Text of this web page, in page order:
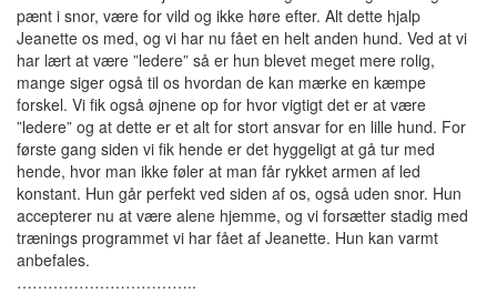
pænt i snor, være for vild og ikke høre efter. Alt dette hjalp
Jeanette os med, og vi har nu fået en helt anden hund. Ved at vi
har lært at være ”ledere” så er hun blevet meget mere rolig,
mange siger også til os hvordan de kan mærke en kæmpe
forskel. Vi fik også øjnene op for hvor vigtigt det er at være
”ledere” og at dette er et alt for stort ansvar for en lille hund. For
første gang siden vi fik hende er det hyggeligt at gå tur med
hende, hvor man ikke føler at man får rykket armen af led
konstant. Hun går perfekt ved siden af os, også uden snor. Hun
accepterer nu at være alene hjemme, og vi forsætter stadig med
trænings programmet vi har fået af Jeanette. Hun kan varmt
anbefales.
……………………………..